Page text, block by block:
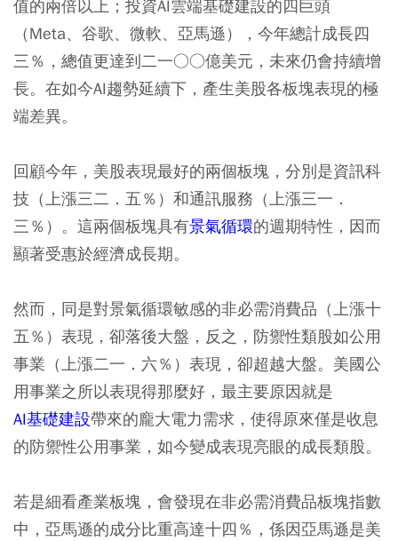
值的兩倍以上；投資AI雲端基礎建設的四巨頭
（Meta、谷歌、微軟、亞馬遜），今年總計成長四
三％，總值更達到二一○○億美元，未來仍會持續增
長。在如今AI趨勢延續下，產生美股各板塊表現的極
端差異。
回顧今年，美股表現最好的兩個板塊，分別是資訊科
技（上漲三二．五％）和通訊服務（上漲三一．
三％）。這兩個板塊具有景氣循環的週期特性，因而
顯著受惠於經濟成長期。
然而，同是對景氣循環敏感的非必需消費品（上漲十
五％）表現，卻落後大盤，反之，防禦性類股如公用
事業（上漲二一．六％）表現，卻超越大盤。美國公
用事業之所以表現得那麼好，最主要原因就是
AI基礎建設帶來的龐大電力需求，使得原來僅是收息
的防禦性公用事業，如今變成表現亮眼的成長類股。
若是細看產業板塊，會發現在非必需消費品板塊指數
中，亞馬遜的成分比重高達十四％，係因亞馬遜是美